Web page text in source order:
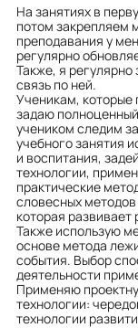
На занятиях в
потом закрепляем
преподавания у
регулярно
Также, я
связь по ней.
Ученикам, которые
задаю
учеником следим
учебного занятия
и воспитания,
технологии,
практические
словесных
которая
Также использую
основе метода
события. Выбор
деятельности
Применяю
технологии:
технологии